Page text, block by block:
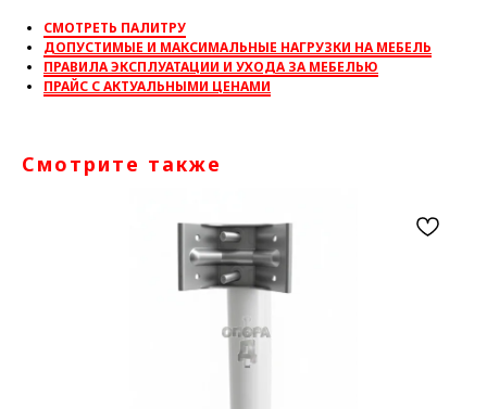
СМОТРЕТЬ ПАЛИТРУ
ДОПУСТИМЫЕ И МАКСИМАЛЬНЫЕ НАГРУЗКИ НА МЕБЕЛЬ
ПРАВИЛА ЭКСПЛУАТАЦИИ И УХОДА ЗА МЕБЕЛЬЮ
ПРАЙС С АКТУАЛЬНЫМИ ЦЕНАМИ
Смотрите также